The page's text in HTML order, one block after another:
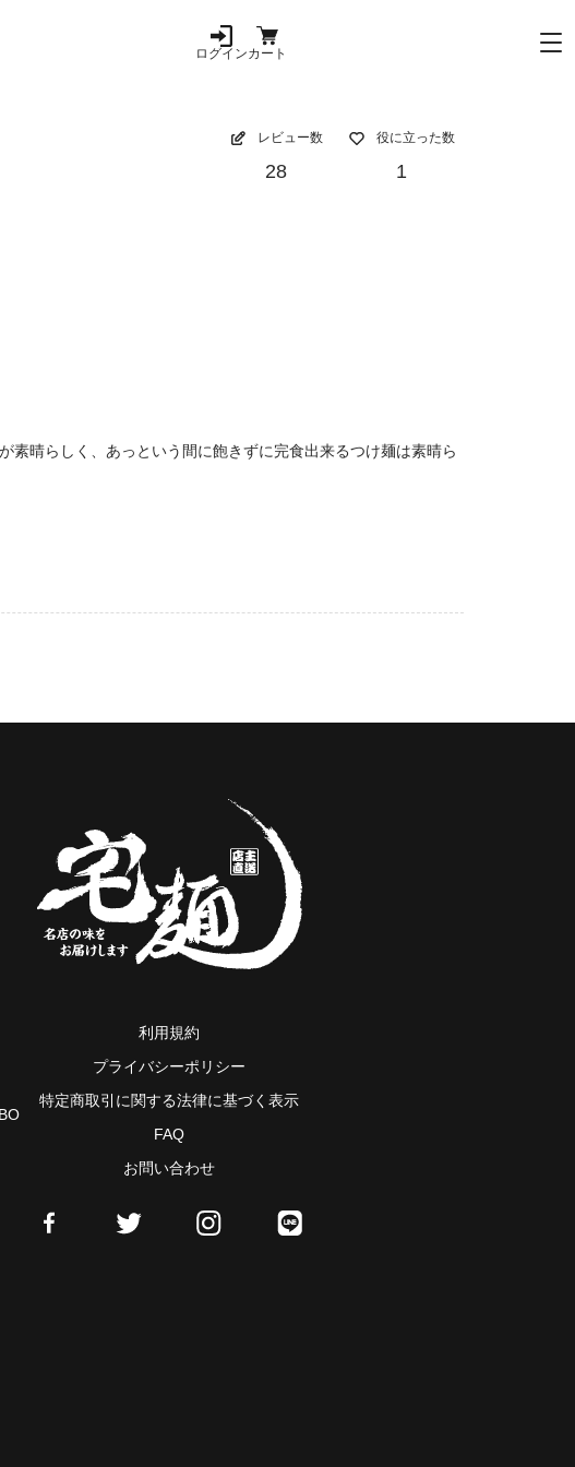
ログインカート
レビュー数
28
役に立った数
1
晴らしく、あっという間に飽きずに完食出来るつけ麺は素晴ら
利用規約
プライバシーポリシー
特定商取引に関する法律に基づく表示
FAQ
お問い合わせ